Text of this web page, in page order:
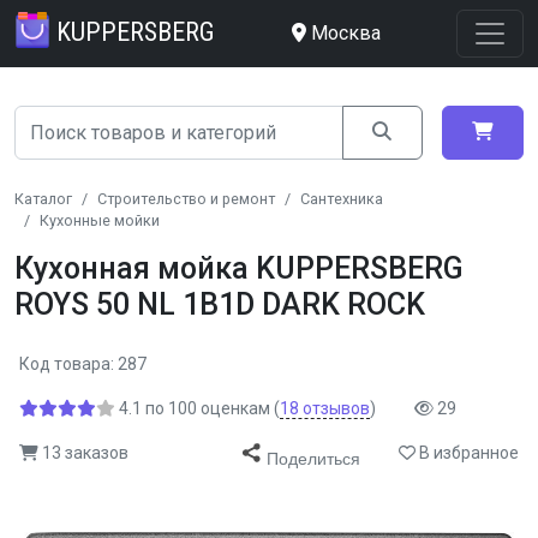
KUPPERSBERG Москва
Каталог Строительство и ремонт
Сантехника
Кухонные мойки
Кухонная мойка KUPPERSBERG
ROYS 50 NL 1B1D DARK ROCK
Код товара: 287
4.1 по 100 оценкам (18 отзывов) 29
13 заказов Поделиться В избранное